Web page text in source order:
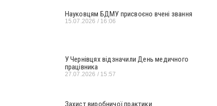
Науковцям БДМУ присвоєно вчені звання
15.07.2026 16:06
У Чернівцях відзначили День медичного
працівника
27.07.2026 15:57
Захист виробничої практики